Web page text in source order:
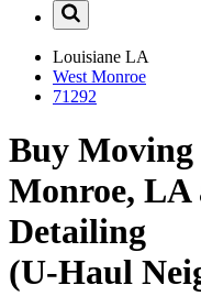
Louisiane LA
West Monroe
71292
Buy Moving
Monroe, LA
Detailing
(U-Haul